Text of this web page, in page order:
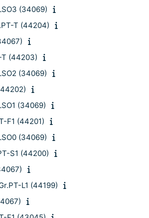
(34069)
T (44204)
(44203)
(34069)
(34069)
F1 (44201)
(34069)
S1 (44200)
L1 (44199)